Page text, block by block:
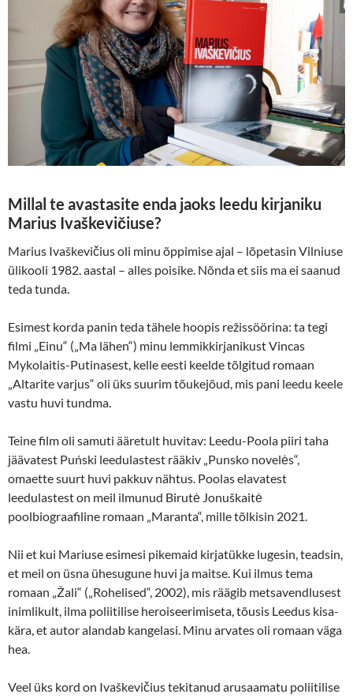
Millal te avastasite enda jaoks leedu kirjaniku
Marius Ivaškevičiuse?
Marius Ivaškevičius oli minu õppimise ajal – lõpetasin Vilniuse
ülikooli 1982. aastal – alles poisike. Nõnda et siis ma ei saanud
teda tunda.
Esimest korda panin teda tähele hoopis režissöörina: ta tegi
filmi „Einu“ („Ma lähen“) minu lemmikkirjanikust Vincas
Mykolaitis-Putinasest, kelle eesti keelde tõlgitud romaan
„Altarite varjus“ oli üks suurim tõukejõud, mis pani leedu keele
vastu huvi tundma.
Teine film oli samuti ääretult huvitav: Leedu-Poola piiri taha
jäävatest Puński leedulastest rääkiv „Punsko novelės“,
omaette suurt huvi pakkuv nähtus. Poolas elavatest
leedulastest on meil ilmunud Birutė Jonuškaitė
poolbiograafiline romaan „Maranta“, mille tõlkisin 2021.
Nii et kui Mariuse esimesi pikemaid kirjatükke lugesin, teadsin,
et meil on üsna ühesugune huvi ja maitse. Kui ilmus tema
romaan „Žali“ („Rohelised“, 2002), mis räägib metsavendlusest
inimlikult, ilma poliitilise heroiseerimiseta, tõusis Leedus kisa-
kära, et autor alandab kangelasi. Minu arvates oli romaan väga
hea.
Veel üks kord on Ivaškevičius tekitanud arusaamatu poliitilise